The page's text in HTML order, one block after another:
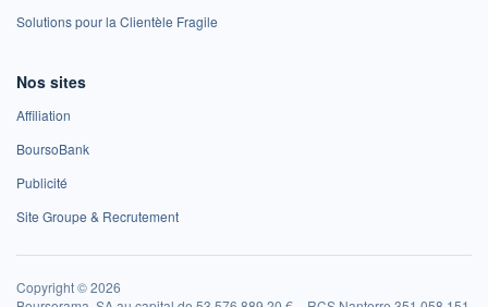
Solutions pour la Clientèle Fragile
Nos sites
Affiliation
BoursoBank
Publicité
Site Groupe & Recrutement
Copyright © 2026